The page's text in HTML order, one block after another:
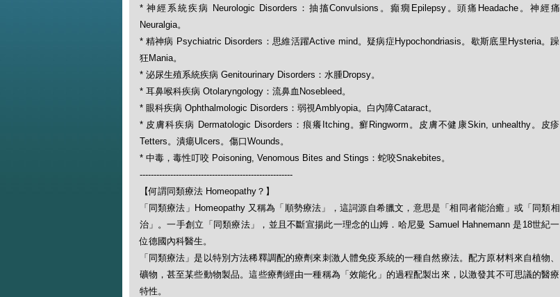
* 神經系統疾病 Neurologic Disorders：抽搐Convulsions。癲癇Epilepsy。頭痛Headache。神經痛
Neuralgia。
* 精神病 Psychiatric Disorders：思維活躍Active mind。疑病症Hypochondriasis。歇斯底里Hysteria。躁
狂Mania。
* 泌尿生殖系統疾病 Genitourinary Disorders：水腫Dropsy。
* 耳鼻喉科疾病 Otolaryngology：流鼻血Nosebleed。
* 眼科疾病 Ophthalmologic Disorders：弱視Amblyopia。白內障Cataract。
* 皮膚科疾病 Dermatologic Disorders：痕癢Itching。癬Ringworm。皮膚不健康Skin, unhealthy。皮疹
Tetters。潰瘍Ulcers。傷口Wounds。
* 中毒，毒性叮咬 Poisoning, Venomous Bites and Stings：蛇咬Snakebites。
-------------------------------------------------------
【何謂同類療法 Homeopathy？】
「同類療法」Homeopathy 又稱為「順勢療法」，這詞源自希臘文，意思是「相同者能治癒」或「同類相
治」。一手創立「同類療法」，並且不斷宣揚此一理念的山姆．哈尼曼 Samuel Hahnemann 是18世紀一
位德國內科醫生。
「同類療法」是以特別方法稀釋調配的療劑來刺激人體免疫系統的一種自然療法。配方原材料來自植物、
礦物，甚至某些動物製品。這些療劑經由一種稱為「效能化」的過程配製出來，以激發其不可思議的醫療
特性。